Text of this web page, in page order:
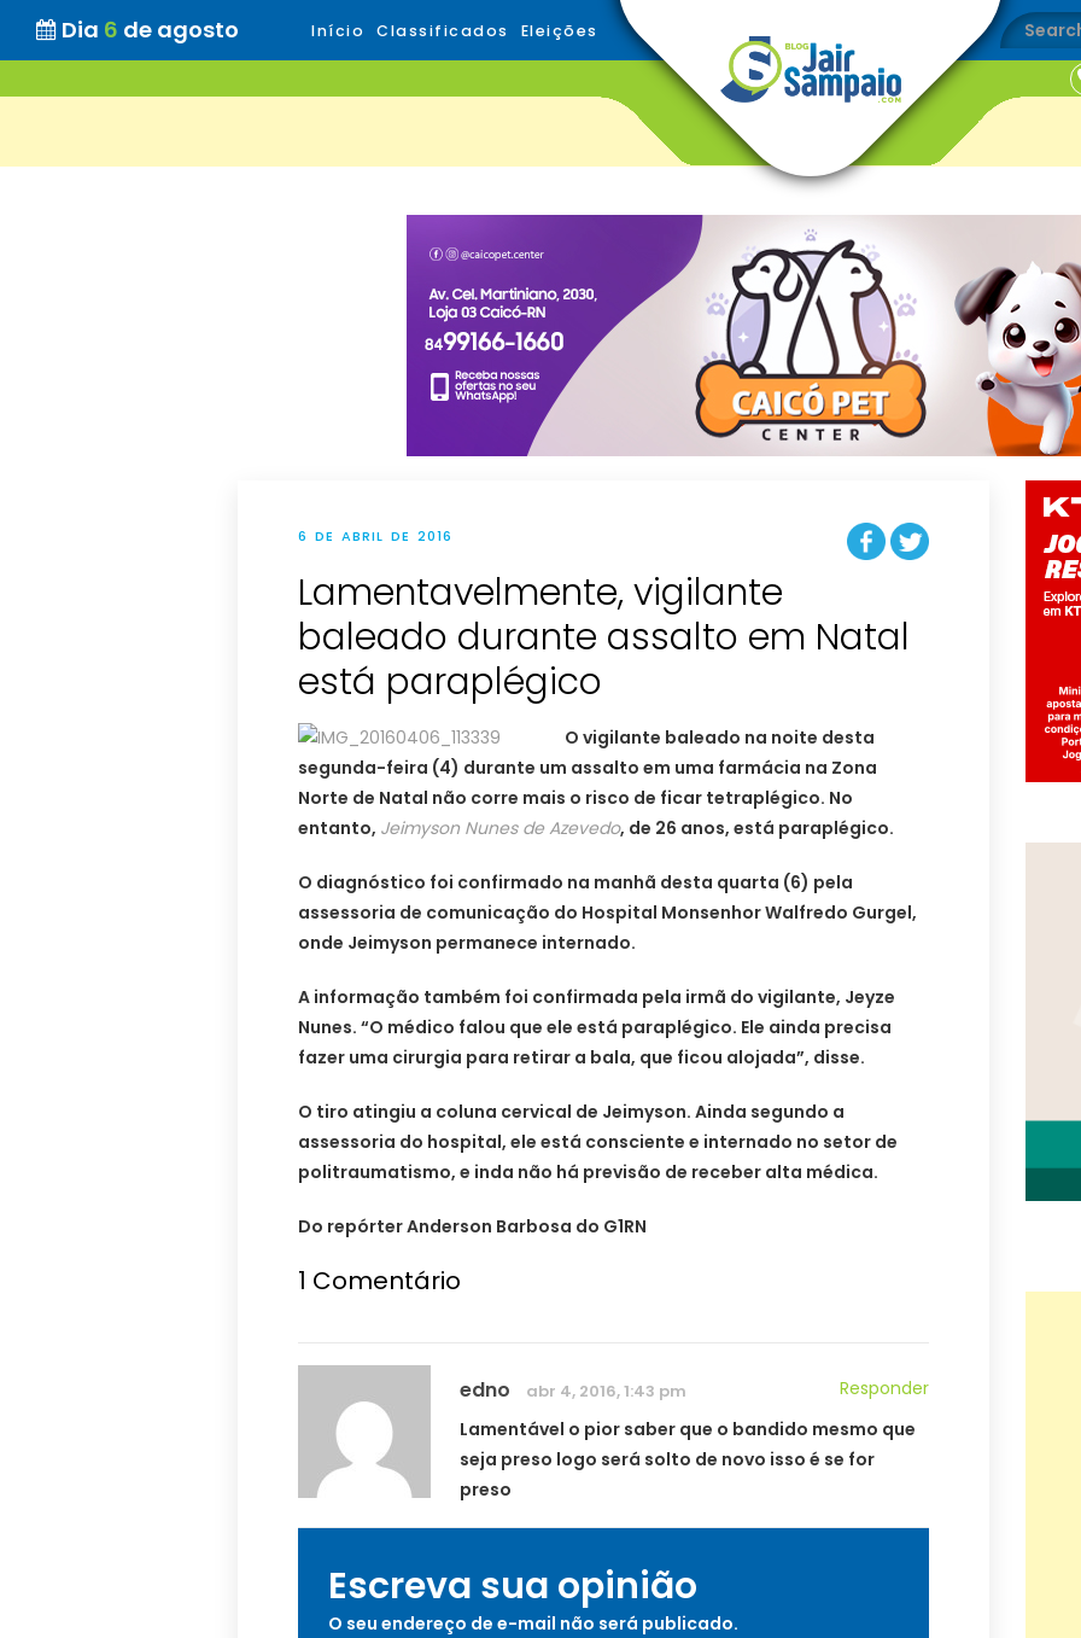
Dia 6 de agosto Início Classificados Eleições
6 DE ABRIL DE 2016
Lamentavelmente, vigilante
baleado durante assalto em Natal
está paraplégico
O vigilante baleado na noite desta
segunda-feira (4) durante um assalto em uma farmácia na Zona
Norte de Natal não corre mais o risco de ficar tetraplégico. No
entanto, Jeimyson Nunes de Azevedo, de 26 anos, está paraplégico.
O diagnóstico foi confirmado na manhã desta quarta (6) pela
assessoria de comunicação do Hospital Monsenhor Walfredo Gurgel,
onde Jeimyson permanece internado.
A informação também foi confirmada pela irmã do vigilante, Jeyze
Nunes. “O médico falou que ele está paraplégico. Ele ainda precisa
fazer uma cirurgia para retirar a bala, que ficou alojada”, disse.
O tiro atingiu a coluna cervical de Jeimyson. Ainda segundo a
assessoria do hospital, ele está consciente e internado no setor de
politraumatismo, e inda não há previsão de receber alta médica.
Do repórter Anderson Barbosa do G1RN
1 Comentário
edno abr 4, 2016, 1:43 pm
Responder
Lamentável o pior saber que o bandido mesmo que
seja preso logo será solto de novo isso é se for
preso
Escreva sua opinião
O seu endereço de e-mail não será publicado.